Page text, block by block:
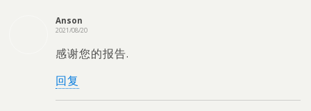
Anson
2021/08/20
感谢您的报告.
回复